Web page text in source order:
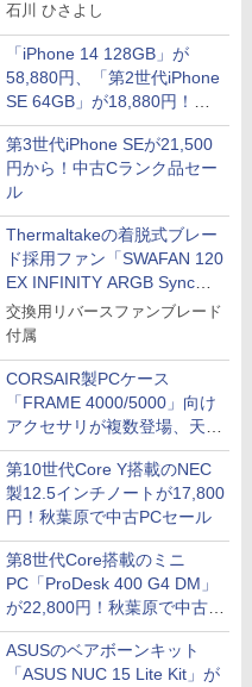
石川 ひさよし
「iPhone 14 128GB」が
58,880円、「第2世代iPhone
SE 64GB」が18,880円！中
古Bランク品セール
第3世代iPhone SEが21,500
円から！中古Cランク品セー
ル
Thermaltakeの着脱式ブレー
ド採用ファン「SWAFAN 120
EX INFINITY ARGB Sync」
に単品パッケージ
交換用リバースファンブレード
付属
CORSAIR製PCケース
「FRAME 4000/5000」向け
アクセサリが複数登場、天然
木製パネルや背面コネクタ対
応トレイなど
第10世代Core Y搭載のNEC
製12.5インチノートが17,800
円！秋葉原で中古PCセール
第8世代Core搭載のミニ
PC「ProDesk 400 G4 DM」
が22,800円！秋葉原で中古
PCセール
ASUSのベアボーンキット
「ASUS NUC 15 Lite Kit」が
カスタム写真集POD fabli
Impress Group Publication Informa
tion